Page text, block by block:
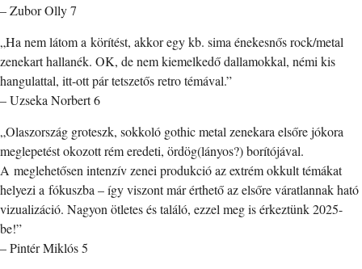
– Zubor Olly 7
„Ha nem látom a körítést, akkor egy kb. sima énekesnős rock/metal
zenekart hallanék. OK, de nem kiemelkedő dallamokkal, némi kis
hangulattal, itt-ott pár tetszetős retro témával.”
– Uzseka Norbert 6
„Olaszország groteszk, sokkoló gothic metal zenekara elsőre jókora
meglepetést okozott rém eredeti, ördög(lányos?) borítójával.
A meglehetősen intenzív zenei produkció az extrém okkult témákat
helyezi a fókuszba – így viszont már érthető az elsőre váratlannak ható
vizualizáció. Nagyon ötletes és találó, ezzel meg is érkeztünk 2025-
be!”
– Pintér Miklós 5